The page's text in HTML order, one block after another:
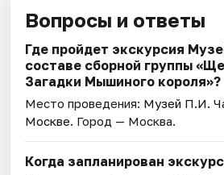
Вопросы и ответы
Где пройдет экскурсия
составе сборной группы
Загадки Мышиного кoроля»?
Место проведения: Музей П.И.
Москве. Город — Москва.
Когда запланирован